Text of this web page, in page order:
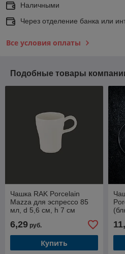
Наличными
Через отделение банка или
Все условия оплаты
Подобные товары
Чашка RAK Porcelain
Mazza для эспрессо 85
мл, d 5,6 см, h 7 см
6,29 руб.
Купить